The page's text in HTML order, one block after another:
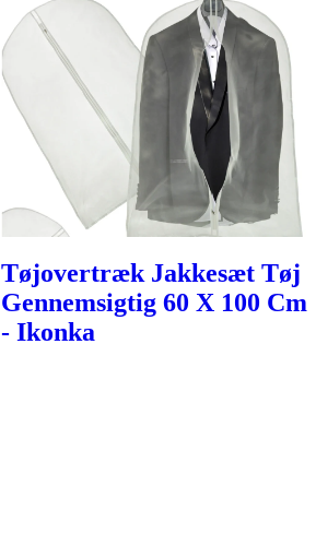
Tøjovertræk Jakkesæt Tøj
Gennemsigtig 60 X 100 Cm
- Ikonka